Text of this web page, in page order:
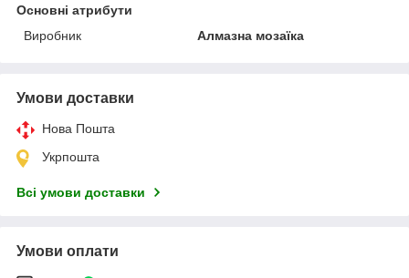
Основні атрибути
Виробник
Алмазна мозаїка
Умови доставки
Нова Пошта
Укрпошта
Всі умови доставки
Умови оплати